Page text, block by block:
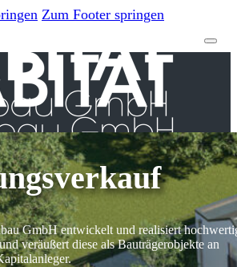
Zum Footer springen
GmbH entwickelt und realisiert
veräußert diese als Bauträgerobjekte an